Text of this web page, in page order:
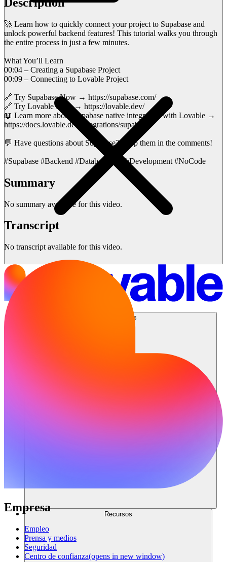
Soluciones
Recursos
🚀 Learn how to quickly connect your project to Supabase and
unlock powerful backend features! This tutorial walks you through
the entire process in just a few minutes.
What You’ll Learn
00:04 – Creating a Supabase Project
00:09 – Connecting to Lovable Project
🔗 Try Supabase Now → https://supabase.com/
🔗 Try Lovable Now → https://lovable.dev/
📖 Learn more about Supabase native integration with Lovable →
https://docs.lovable.dev/integrations/supabase
💬 Have questions about Supabase? Drop them in the comments!
#Supabase #Backend #Database #WebDevelopment #NoCode
Summary
No summary available for this video.
Transcript
No transcript available for this video.
Empresa
Empleo
Prensa y medios
Seguridad
Centro de confianza(opens in new window)